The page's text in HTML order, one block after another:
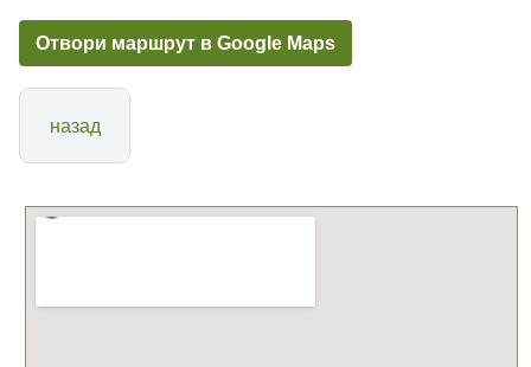
Отвори маршрут в Google Maps
назад